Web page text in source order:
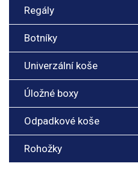
Regály
Botníky
Univerzální koše
Úložné boxy
Odpadkové koše
Rohožky